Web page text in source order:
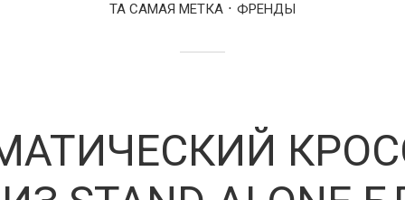
ТА САМАЯ МЕТКА ФРЕНДЫ